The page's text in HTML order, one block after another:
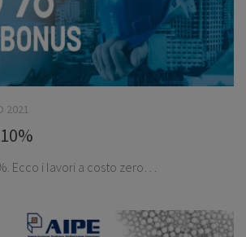
2021
Ecco i lavori a costo zero…